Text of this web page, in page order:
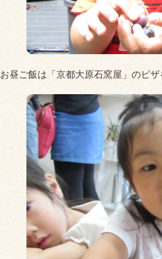
お昼ご飯は「京都大原石窯屋」のピ